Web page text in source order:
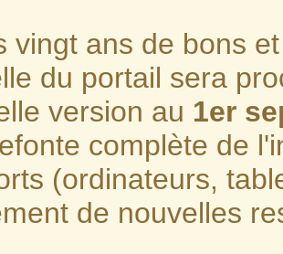
vingt ans de bons
du portail sera
version au 1er
complète de
(ordinateurs,
de nouvelles